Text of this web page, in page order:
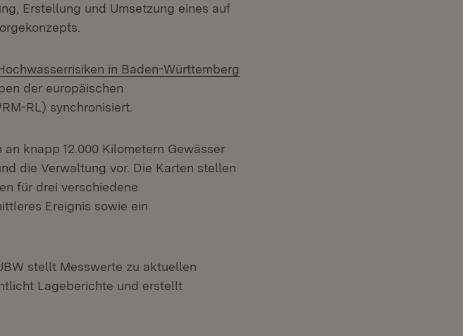
Erstellung und Umsetzung eines auf
in Baden-Württemberg
der europäischen
RL) synchronisiert.
in neuem Fenster)
an knapp 12.000 Kilometern Gewässer
die Verwaltung vor. Die Karten stellen
für drei verschiedene
Ereignis sowie ein
in neuem Fenster)
stellt Messwerte zu aktuellen
Lageberichte und erstellt